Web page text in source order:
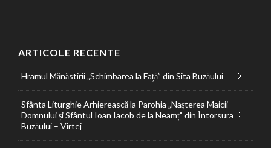
ARTICOLE RECENTE
Hramul Mănăstirii „Schimbarea la Față” din Sita Buzăului
Sfânta Liturghie Arhierească la Parohia „Nașterea Maicii
Domnului și Sfântul Ioan Iacob de la Neamț” din Întorsura
Buzăului – Vîrtej